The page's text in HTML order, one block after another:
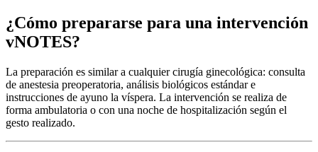
¿Cómo prepararse para una intervención
vNOTES?
La preparación es similar a cualquier cirugía ginecológica: consulta
de anestesia preoperatoria, análisis biológicos estándar e
instrucciones de ayuno la víspera. La intervención se realiza de
forma ambulatoria o con una noche de hospitalización según el
gesto realizado.